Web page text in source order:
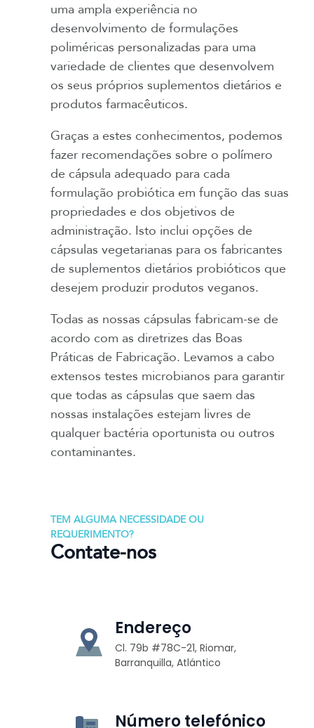
uma ampla experiência no
desenvolvimento de formulações
poliméricas personalizadas para uma
variedade de clientes que desenvolvem
os seus próprios suplementos dietários e
produtos farmacêuticos.
Graças a estes conhecimentos, podemos
fazer recomendações sobre o polímero
de cápsula adequado para cada
formulação probiótica em função das suas
propriedades e dos objetivos de
administração. Isto inclui opções de
cápsulas vegetarianas para os fabricantes
de suplementos dietários probióticos que
desejem produzir produtos veganos.
Todas as nossas cápsulas fabricam-se de
acordo com as diretrizes das Boas
Práticas de Fabricação. Levamos a cabo
extensos testes microbianos para garantir
que todas as cápsulas que saem das
nossas instalações estejam livres de
qualquer bactéria oportunista ou outros
contaminantes.
TEM ALGUMA NECESSIDADE OU
REQUERIMENTO?
Contate-nos
Endereço
Cl. 79b #78C-21, Riomar,
Barranquilla, Atlántico
Número telefónico